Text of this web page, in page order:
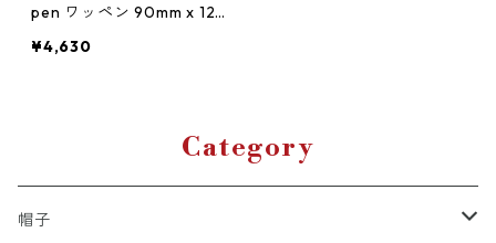
pen ワッペン 90mm x 128
象商品】エンジェル 堕天
¥4,630
Category
帽子